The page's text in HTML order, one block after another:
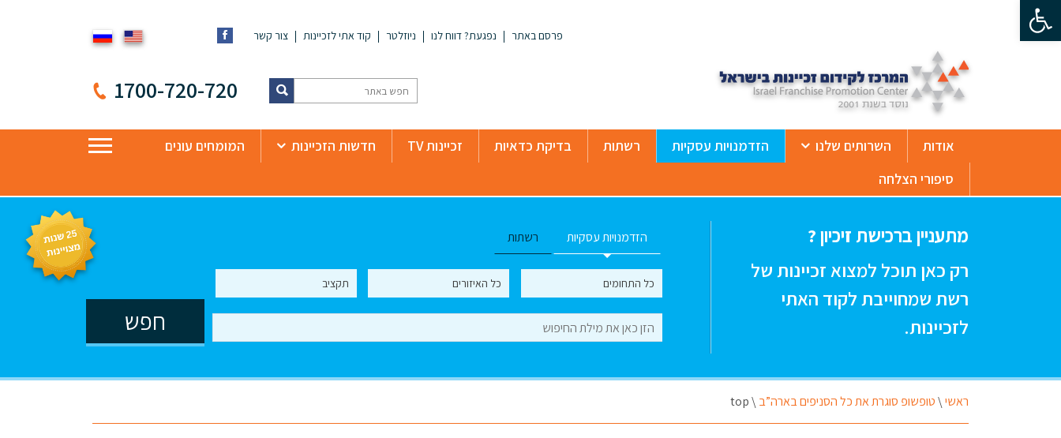
פתח סרגל נגישות
פרסם באתר נפגעת? דווח לנו ניוזלטר קוד אתי לזכיינות צור קשר
1700-720-720
אודות השרותים שלנו הזדמנויות עסקיות רשתות בדיקת כדאיות זכיינות TV חדשות הזכיינות
המומחים עונים
סיפורי הצלחה
מתעניין ברכישת זיכיון ?
רק כאן תוכל למצוא זכיינות של
רשת שמחוייבת לקוד האתי
לזכיינות.
הזדמנויות עסקיות רשתות
ראשי\טופשופ סוגרת את כל הסניפים בארה”ב \
top